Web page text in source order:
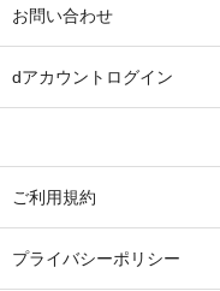
お問い合わせ
dアカウントログイン
ご利用規約
プライバシーポリシー